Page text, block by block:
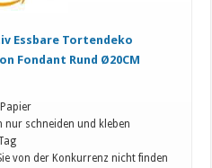
Essbare Tortendeko
Fondant Rund Ø20CM
nur schneiden und kleben
von der Konkurrenz nicht finden